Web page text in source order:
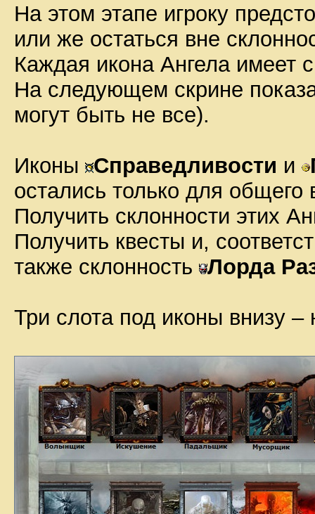
На этом этапе игроку
или же остаться вне
Каждая икона Ангела имеет
На следующем скрине
могут быть не все).
Иконы Справедливости и
остались только для общего
Получить склонности этих
Получить квесты и,
также склонность
Лорда
Три слота под иконы внизу –